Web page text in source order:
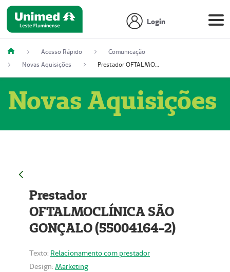
Login
Acesso Rápido
Comunicação
Novas Aquisições
Prestador OFTALMOCLÍNICA SÃO GONÇALO (55004164-2)
Novas Aquisições
Prestador
OFTALMOCLÍNICA SÃO
GONÇALO (55004164-2)
Texto: Relacionamento com prestador
Design: Marketing